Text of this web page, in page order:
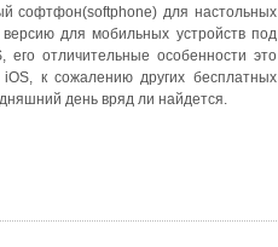
софтфон(softphone) для настольных
для мобильных устройств под
отличительные особенности это
к сожалению других бесплатных
день вряд ли найдется.